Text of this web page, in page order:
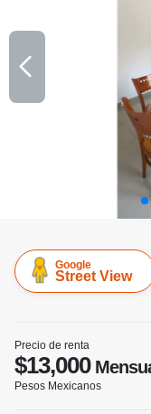
Google
Street View
Precio de renta
$13,000
Pesos Mexicanos